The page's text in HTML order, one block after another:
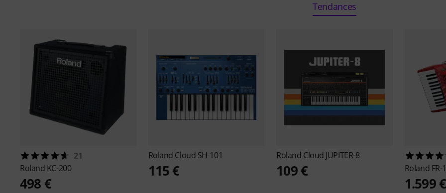
Tendances
21
Roland KC-200
498 €
Roland Cloud SH-101
115 €
Roland Cloud JUPITER-8
109 €
Roland FR-
1.599 €